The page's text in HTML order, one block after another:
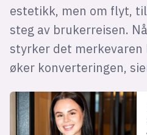
estetikk, men om flyt,
steg av brukerreisen.
styrker det merkevaren
øker konverteringen,